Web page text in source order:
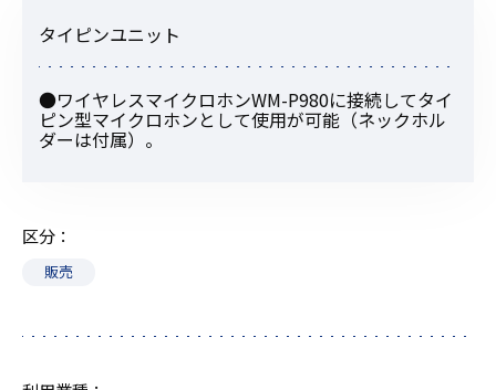
タイピンユニット
●ワイヤレスマイクロホンWM-P980に接続してタイ
ピン型マイクロホンとして使用が可能（ネックホル
ダーは付属）。
区分
販売